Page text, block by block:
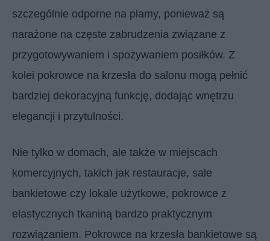
szczególnie odporne na plamy, ponieważ są
narażone na częste zabrudzenia związane z
przygotowywaniem i spożywaniem posiłków. Z
kolei pokrowce na krzesła do salonu mogą pełnić
bardziej dekoracyjną funkcję, dodając wnętrzu
elegancji i przytulności.
Nie tylko w domach, ale także w miejscach
komercyjnych, takich jak restauracje, sale
bankietowe czy lokale użytkowe, pokrowce z
elastycznych tkaniną bardzo praktycznym
rozwiązaniem. Pokrowce na krzesła bankietowe są